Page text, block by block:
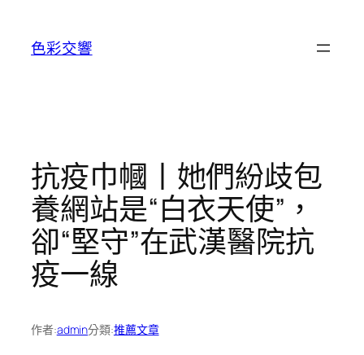
色彩交響
抗疫巾幗丨她們紛歧包
養網站是“白衣天使”，
卻“堅守”在武漢醫院抗
疫一線
作者:admin分類:推薦文章